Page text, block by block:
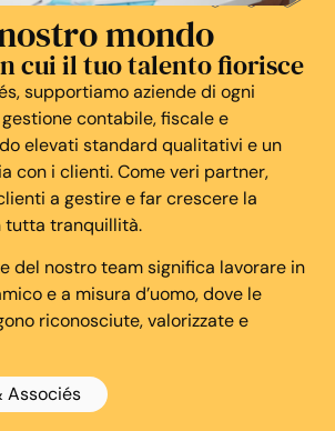
mondo
cui il tuo talento fiorisce
supportiamo aziende di ogni
contabile, fiscale e
elevati standard qualitativi e un
con i clienti. Come veri partner,
a gestire e far crescere la
tutta tranquillità.
del nostro team significa lavorare in
e a misura d’uomo, dove le
riconosciute, valorizzate e
Associés